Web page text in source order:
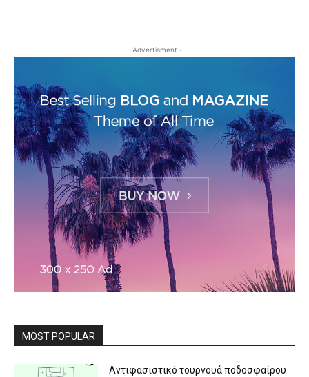
- Advertisment -
MOST POPULAR
Αντιφασιστικό τουρνουά ποδοσφαίρου